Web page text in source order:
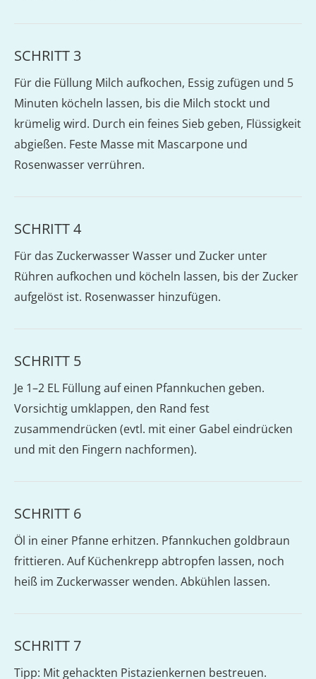
SCHRITT 3
Für die Füllung Milch aufkochen, Essig zufügen und 5
Minuten köcheln lassen, bis die Milch stockt und
krümelig wird. Durch ein feines Sieb geben, Flüssigkeit
abgießen. Feste Masse mit Mascarpone und
Rosenwasser verrühren.
SCHRITT 4
Für das Zuckerwasser Wasser und Zucker unter
Rühren aufkochen und köcheln lassen, bis der Zucker
aufgelöst ist. Rosenwasser hinzufügen.
SCHRITT 5
Je 1–2 EL Füllung auf einen Pfannkuchen geben.
Vorsichtig umklappen, den Rand fest
zusammendrücken (evtl. mit einer Gabel eindrücken
und mit den Fingern nachformen).
SCHRITT 6
Öl in einer Pfanne erhitzen. Pfannkuchen goldbraun
frittieren. Auf Küchenkrepp abtropfen lassen, noch
heiß im Zuckerwasser wenden. Abkühlen lassen.
SCHRITT 7
Tipp: Mit gehackten Pistazienkernen bestreuen.